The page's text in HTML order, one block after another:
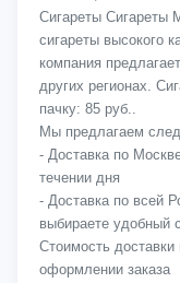
Сигареты Сигареты
сигареты высокого
компания
других регионах.
пачку: 85 руб..
Мы предлагаем
- Доставка по
течении дня
- Доставка по всей
выбираете удобный
Стоимость доставки
оформлении заказа